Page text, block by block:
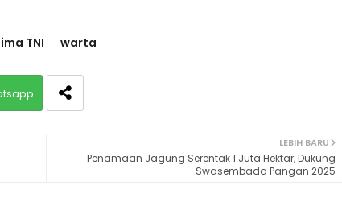
TNI warta
LEBIH BARU
Penamaan Jagung Serentak 1 Juta Hektar, Dukung
Swasembada Pangan 2025